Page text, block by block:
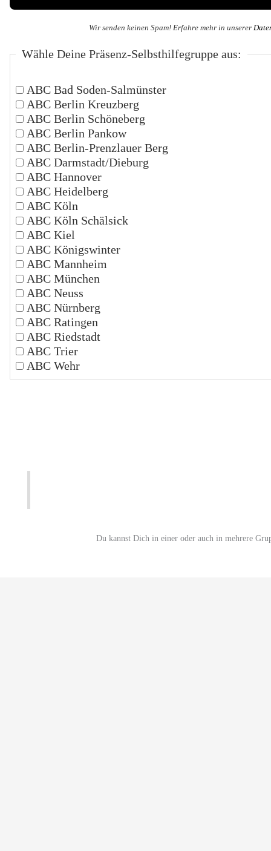
Wir senden keinen Spam! Erfahre mehr in unserer
Wähle Deine Präsenz-Selbsthilfegruppe aus:
ABC Bad Soden-Salmünster
ABC Berlin Kreuzberg
ABC Berlin Schöneberg
ABC Berlin Pankow
ABC Berlin-Prenzlauer Berg
ABC Darmstadt/Dieburg
ABC Hannover
ABC Heidelberg
ABC Köln
ABC Köln Schälsick
ABC Kiel
ABC Königswinter
ABC Mannheim
ABC München
ABC Neuss
ABC Nürnberg
ABC Ratingen
ABC Riedstadt
ABC Trier
ABC Wehr
Du kannst Dich in einer oder auch in mehrere